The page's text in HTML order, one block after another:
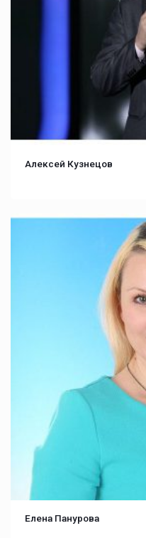
Алексей Кузнецов
Елена Панурова